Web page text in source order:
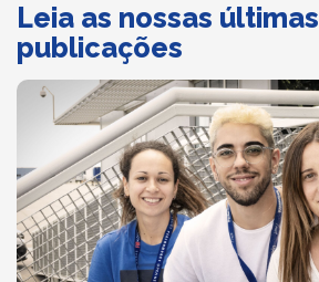
Leia as nossas últimas
publicações